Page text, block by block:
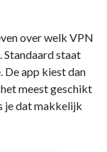
over welk VPN
Standaard staat
De app kiest dan
meest geschikt
je dat makkelijk